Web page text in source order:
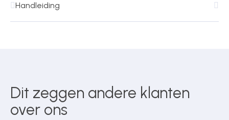
Handleiding
Dit zeggen andere klanten
over ons